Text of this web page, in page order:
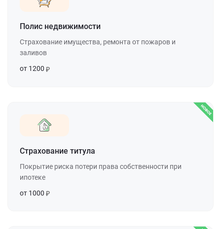
Полис недвижимости
Страхование имущества, ремонта от пожаров и
заливов
от 1200
Страхование титула
Покрытие риска потери права собственности при
ипотеке
от 1000